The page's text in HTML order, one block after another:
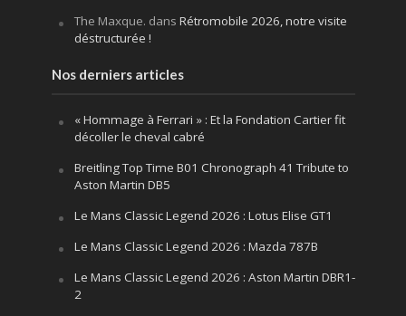
The Maxque. dans Rétromobile 2026, notre visite
déstructurée !
Nos derniers articles
« Hommage à Ferrari » : Et la Fondation Cartier fit
décoller le cheval cabré
Breitling Top Time B01 Chronograph 41 Tribute to
Aston Martin DB5
Le Mans Classic Legend 2026 : Lotus Elise GT1
Le Mans Classic Legend 2026 : Mazda 787B
Le Mans Classic Legend 2026 : Aston Martin DBR1-
2